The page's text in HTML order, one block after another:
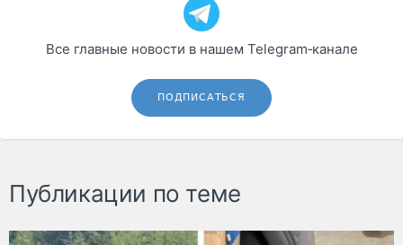
Все главные новости в нашем Telegram‑канале
ПОДПИСАТЬСЯ
Публикации по теме